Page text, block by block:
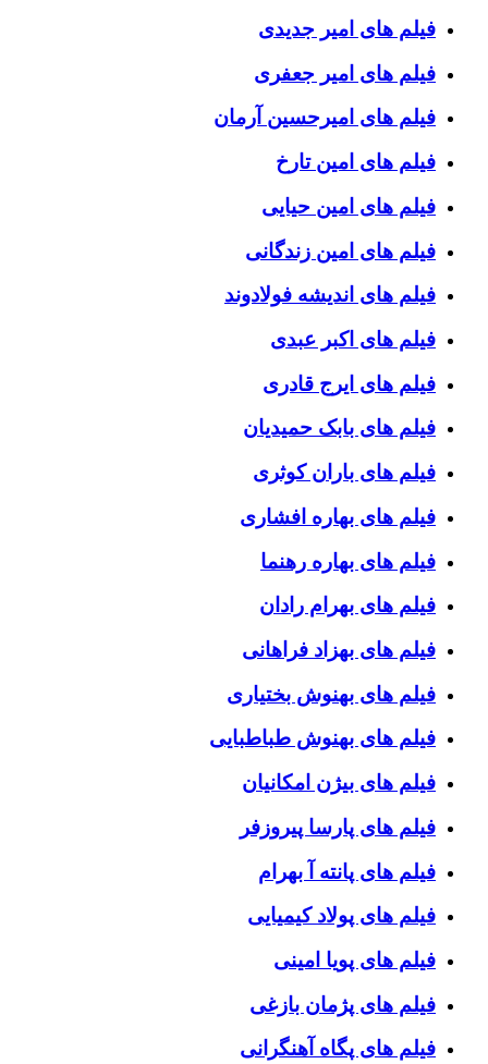
فیلم های امیر جدیدی
فیلم های امیر جعفری
فیلم های امیرحسین آرمان
فیلم های امین تارخ
فیلم های امین حیایی
فیلم های امین زندگانی
فیلم های اندیشه فولادوند
فیلم های اکبر عبدی
فیلم های ایرج قادری
فیلم های بابک حمیدیان
فیلم های باران کوثری
فیلم های بهاره افشاری
فیلم های بهاره رهنما
فیلم های بهرام رادان
فیلم های بهزاد فراهانی
فیلم های بهنوش بختیاری
فیلم های بهنوش طباطبایی
فیلم های بیژن امکانیان
فیلم های پارسا پیروزفر
فیلم های پانته آ بهرام
فیلم های پولاد کیمیایی
فیلم های پویا امینی
فیلم های پژمان بازغی
فیلم های پگاه آهنگرانی